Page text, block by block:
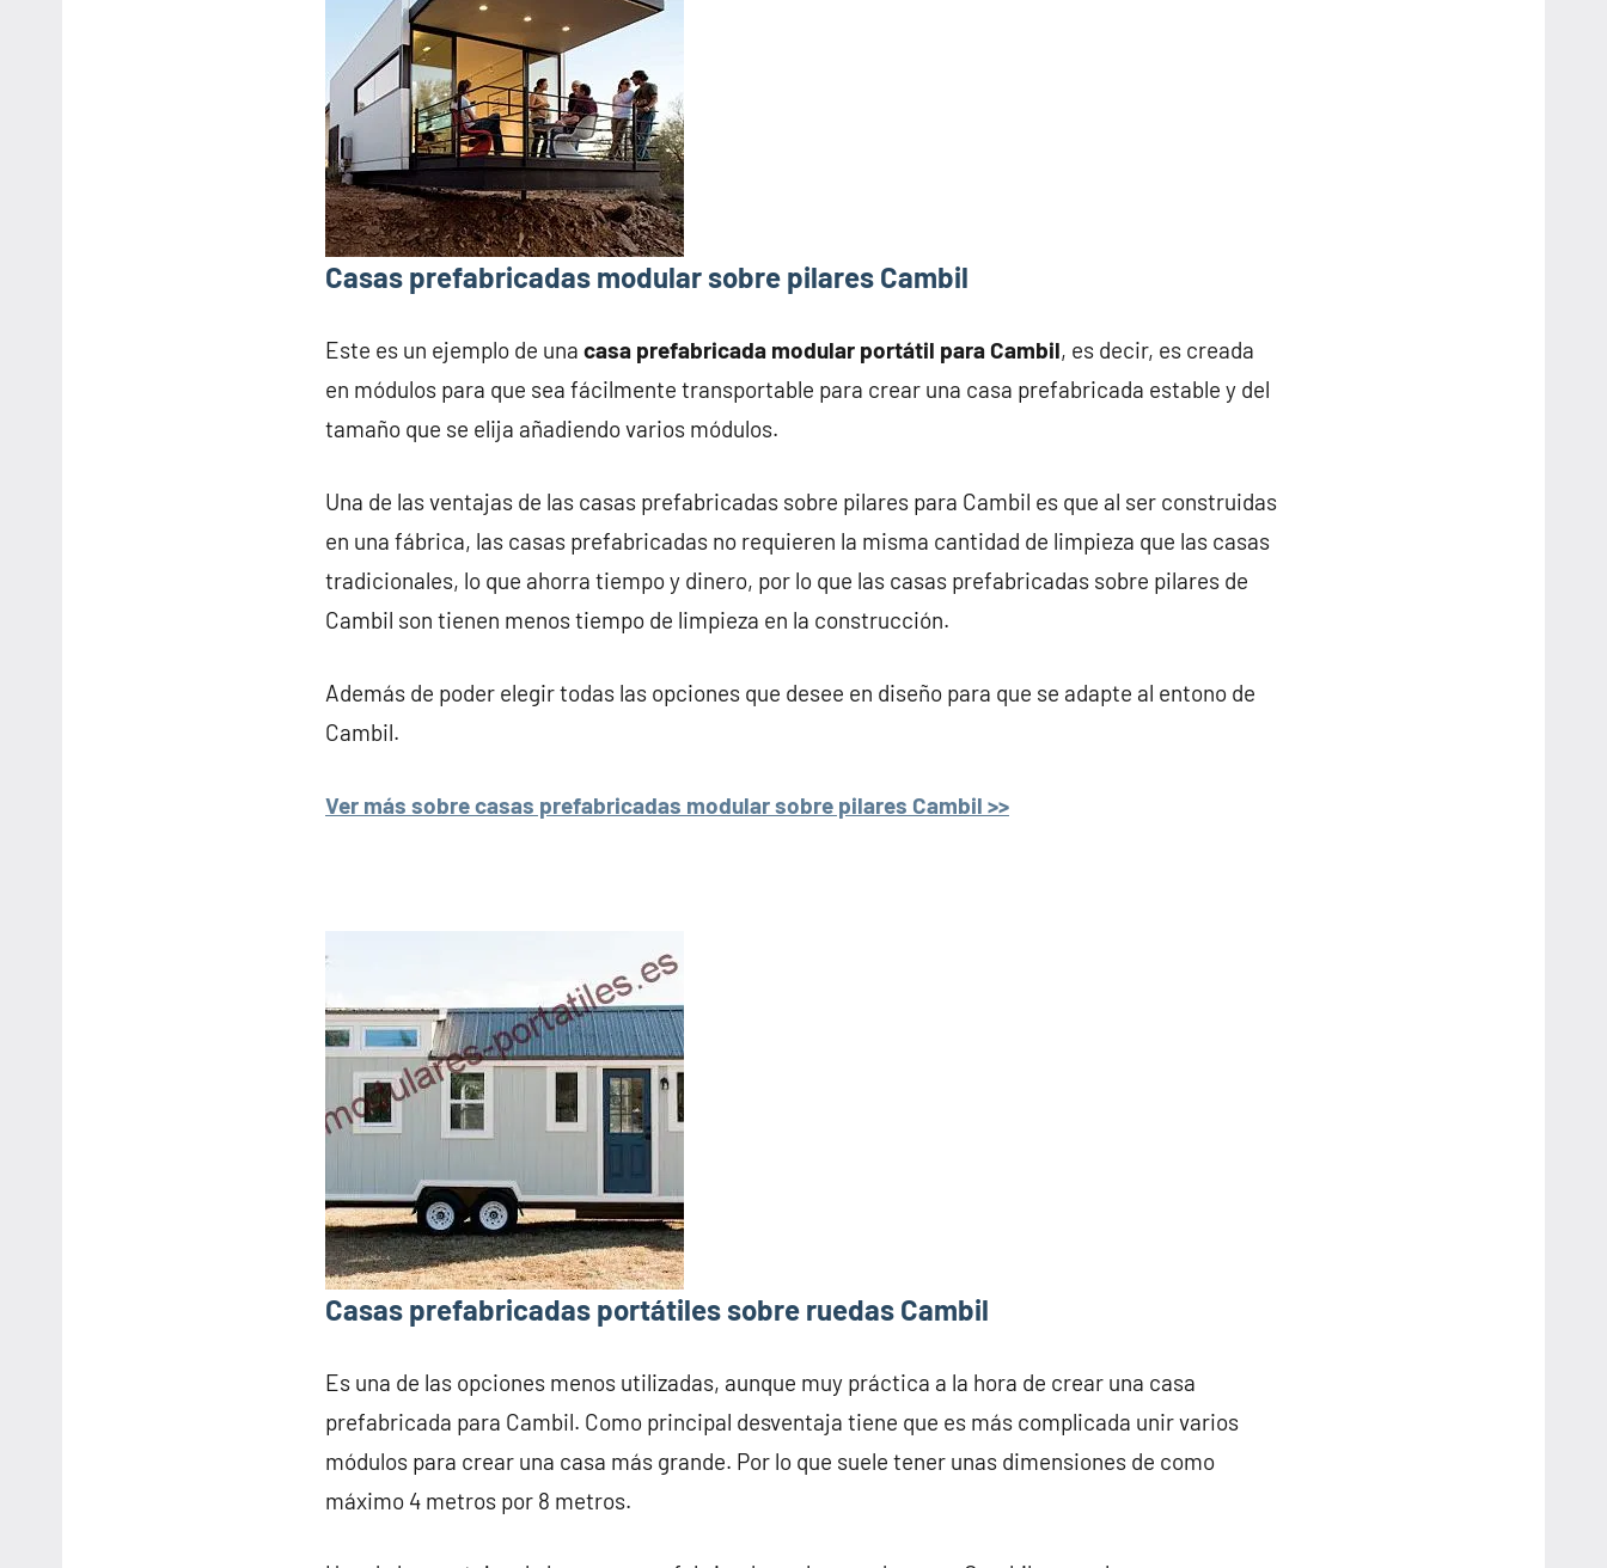
Casas prefabricadas modular sobre pilares Cambil
Este es un ejemplo de una casa prefabricada modular portátil para Cambil, es decir, es creada
en módulos para que sea fácilmente transportable para crear una casa prefabricada estable y del
tamaño que se elija añadiendo varios módulos.
Una de las ventajas de las casas prefabricadas sobre pilares para Cambil es que al ser construidas
en una fábrica, las casas prefabricadas no requieren la misma cantidad de limpieza que las casas
tradicionales, lo que ahorra tiempo y dinero, por lo que las casas prefabricadas sobre pilares de
Cambil son tienen menos tiempo de limpieza en la construcción.
Además de poder elegir todas las opciones que desee en diseño para que se adapte al entono de
Cambil.
Ver más sobre casas prefabricadas modular sobre pilares Cambil >>
Casas prefabricadas portátiles sobre ruedas Cambil
Es una de las opciones menos utilizadas, aunque muy práctica a la hora de crear una casa
prefabricada para Cambil. Como principal desventaja tiene que es más complicada unir varios
módulos para crear una casa más grande. Por lo que suele tener unas dimensiones de como
máximo 4 metros por 8 metros.